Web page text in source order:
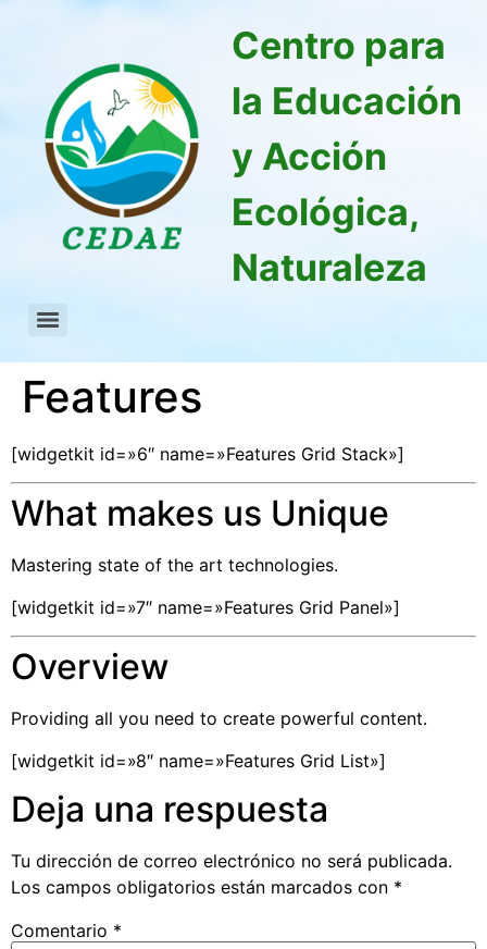
Centro para
la Educación
y Acción
Ecológica,
Naturaleza
Features
[widgetkit id=»6″ name=»Features Grid Stack»]
What makes us Unique
Mastering state of the art technologies.
[widgetkit id=»7″ name=»Features Grid Panel»]
Overview
Providing all you need to create powerful content.
[widgetkit id=»8″ name=»Features Grid List»]
Deja una respuesta
Tu dirección de correo electrónico no será publicada.
Los campos obligatorios están marcados con *
Comentario *